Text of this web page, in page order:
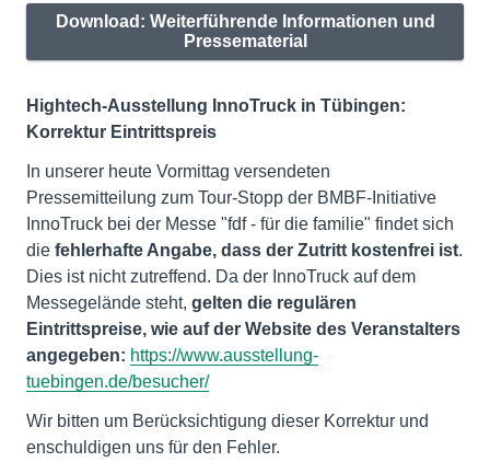
Download: Weiterführende Informationen und
Pressematerial
Hightech-Ausstellung InnoTruck in Tübingen:
Korrektur Eintrittspreis
In unserer heute Vormittag versendeten
Pressemitteilung zum Tour-Stopp der BMBF-Initiative
InnoTruck bei der Messe "fdf - für die familie" findet sich
die fehlerhafte Angabe, dass der Zutritt kostenfrei ist.
Dies ist nicht zutreffend. Da der InnoTruck auf dem
Messegelände steht, gelten die regulären
Eintrittspreise, wie auf der Website des Veranstalters
angegeben: https://www.ausstellung-
tuebingen.de/besucher/
Wir bitten um Berücksichtigung dieser Korrektur und
enschuldigen uns für den Fehler.